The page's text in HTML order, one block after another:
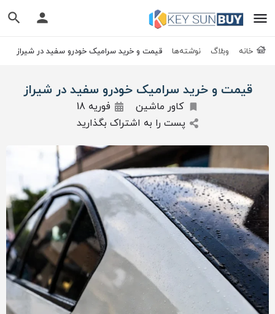
خانه وبلاگ نوشته‌ها قیمت و خرید سرامیک خودرو سفید در شیراز
قیمت و خرید سرامیک خودرو سفید در شیراز
کاور ماشین
فوریه 18
پست را به اشتراک بگذارید